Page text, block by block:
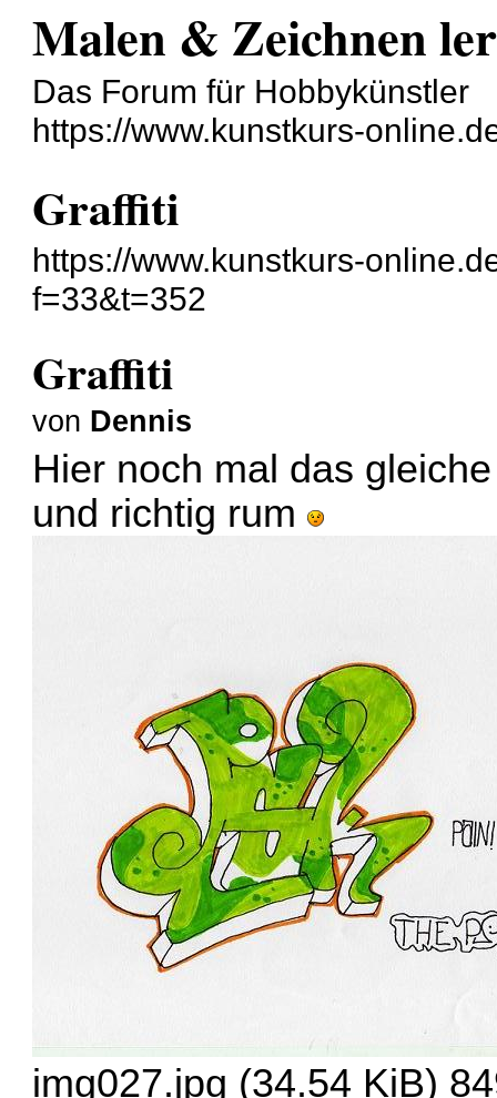
Malen & Zeichnen
Das Forum für Hobbykünstler
https://www.kunstkurs-
Graffiti
https://www.kunstkurs-
f=33&t=352
Graffiti
von Dennis
Hier noch mal das
und richtig rum
img027.jpg (34.54 KiB)